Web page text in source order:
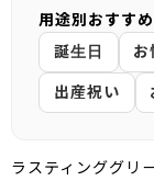
用途別おすす
誕生日
お
出産祝い
ラスティンググリ